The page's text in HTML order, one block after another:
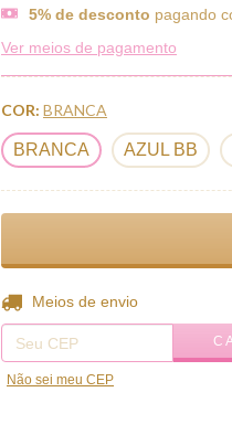
5% de desconto pagando
Ver meios de pagamento
COR: BRANCA
BRANCA AZUL BB
Entregas para o CEP:
Meios de envio
Não sei meu CEP